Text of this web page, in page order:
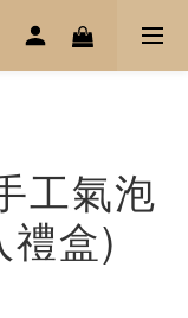
工氣泡
盒)